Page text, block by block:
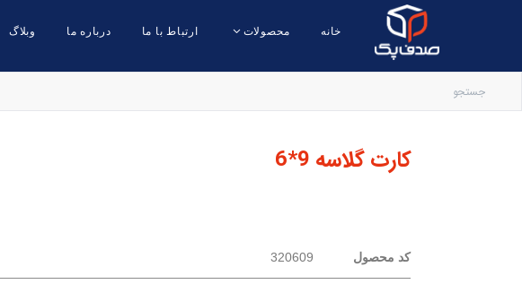
خانه محصولات ارتباط با ما درباره ما وبلاگ
کارت گلاسه 9*6
کد محصول 320609